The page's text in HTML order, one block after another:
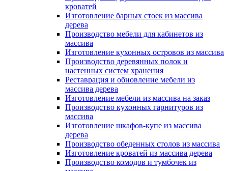
кроватей
Изготовление барных стоек из массива
дерева
Производство мебели для кабинетов из
массива
Изготовление кухонных островов из массива
Производство деревянных полок и
настенных систем хранения
Реставрация и обновление мебели из
массива дерева
Изготовление мебели из массива на заказ
Производство кухонных гарнитуров из
массива
Изготовление шкафов-купе из массива
дерева
Производство обеденных столов из массива
Изготовление кроватей из массива дерева
Производство комодов и тумбочек из